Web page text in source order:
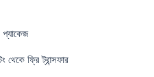
প্যাকেজ
থেকে ফ্রি ট্রান্সফার